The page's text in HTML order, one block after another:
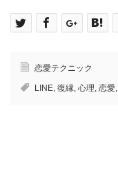
恋愛テクニック
LINE, 復縁, 心理, 恋愛,